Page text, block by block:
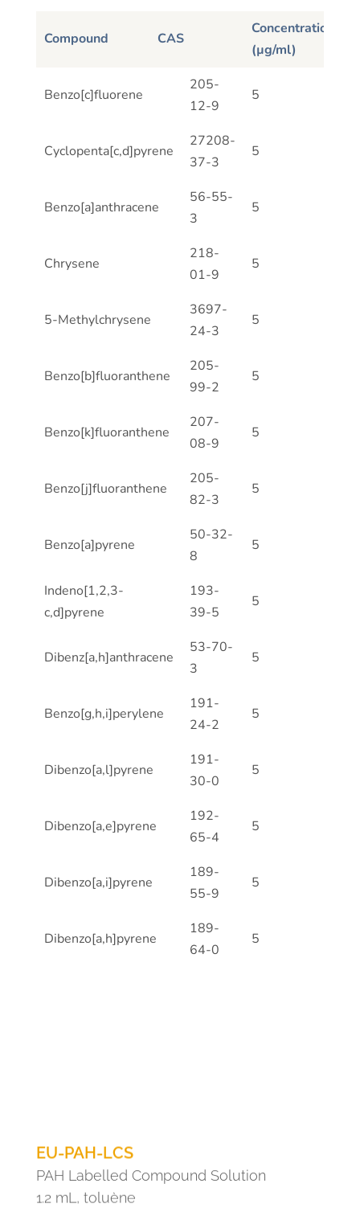
Compound CAS
Concentration
(µg/ml)
CAS
(µg/ml)
Benzo[c]fluorene
205-
12-9
5
Cyclopenta[c,d]pyrene
27208-
37-3
5
Benzo[a]anthracene
56-55-
3
5
Chrysene
218-
01-9
5
5-Methylchrysene
3697-
24-3
5
Benzo[b]fluoranthene
205-
99-2
5
Benzo[k]fluoranthene
207-
08-9
5
Benzo[j]fluoranthene
205-
82-3
5
Benzo[a]pyrene
50-32-
8
5
Indeno[1,2,3-
c,d]pyrene
193-
39-5
5
Dibenz[a,h]anthracene
53-70-
3
5
Benzo[g,h,i]perylene
191-
24-2
5
Dibenzo[a,l]pyrene
191-
30-0
5
Dibenzo[a,e]pyrene
192-
65-4
5
Dibenzo[a,i]pyrene
189-
55-9
5
Dibenzo[a,h]pyrene
189-
64-0
5
EU-PAH-LCS
PAH Labelled Compound Solution
1.2 mL, toluène